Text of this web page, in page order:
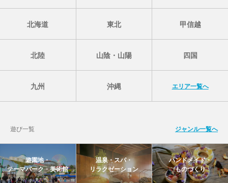
北海道 東北 甲信越
北陸 山陰・山陽 四国
九州 沖縄 エリア一覧へ
遊び一覧 ジャンル一覧へ
遊園地・
テーマパーク・美術館
温泉・スパ・
リラクゼーション
ハンドメイド・
ものづくり